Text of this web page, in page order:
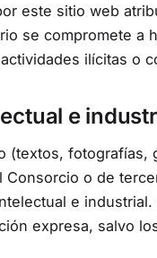
este sitio web
se compromete a
ilícitas o
e
(textos,
Consorcio o de
e
expresa, salvo